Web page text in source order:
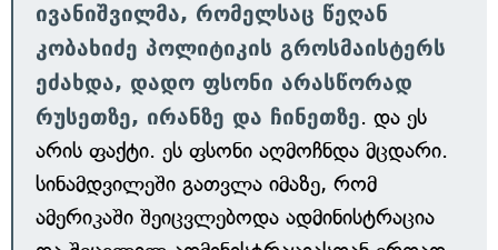
ივანიშვილმა, რომელსაც წეღან
კობახიძე პოლიტიკის გროსმაისტერს
ეძახდა, დადო ფსონი არასწორად
რუსეთზე, ირანზე და ჩინეთზე. და ეს
არის ფაქტი. ეს ფსონი აღმოჩნდა მცდარი.
სინამდვილეში გათვლა იმაზე, რომ
ამერიკაში შეიცვლებოდა ადმინისტრაცია